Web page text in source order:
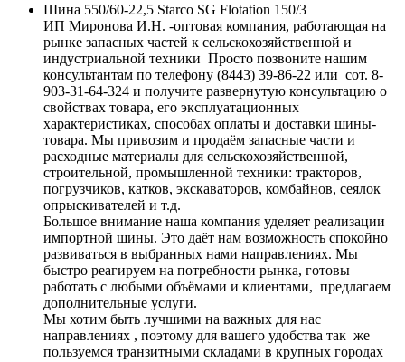
Шина 550/60-22,5 Starco SG Flotation 150/3
ИП Миронова И.Н. -оптовая компания, работающая на
рынке запасных частей к сельскохозяйственной и
индустриальной техники Просто позвоните нашим
консультантам по телефону (8443) 39-86-22 или сот. 8-
903-31-64-324 и получите развернутую консультацию о
свойствах товара, его эксплуатационных
характеристиках, способах оплаты и доставки шины-
товара. Мы привозим и продаём запасные части и
расходные материалы для сельскохозяйственной,
строительной, промышленной техники: тракторов,
погрузчиков, катков, экскаваторов, комбайнов, сеялок
опрыскивателей и т.д.
Большое внимание наша компания уделяет реализации
импортной шины. Это даёт нам возможность спокойно
развиваться в выбранных нами направлениях. Мы
быстро реагируем на потребности рынка, готовы
работать с любыми объёмами и клиентами, предлагаем
дополнительные услуги.
Мы хотим быть лучшими на важных для нас
направлениях , поэтому для вашего удобства так же
пользуемся транзитными складами в крупных городах